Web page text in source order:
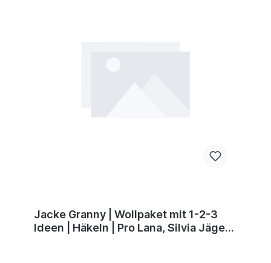
Jacke Granny | Wollpaket mit 1-2-3
Ideen | Häkeln | Pro Lana, Silvia Jäger,